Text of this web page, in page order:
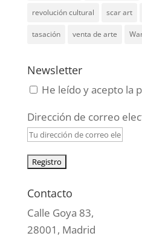
revolución cultural scar art
tasación venta de arte
Newsletter
He leído y acepto la
Dirección de correo
Contacto
Calle Goya 83,
28001, Madrid